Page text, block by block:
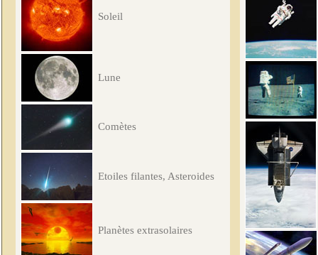
Soleil
Lune
Comètes
Etoiles filantes, Asteroides
Planètes extrasolaires